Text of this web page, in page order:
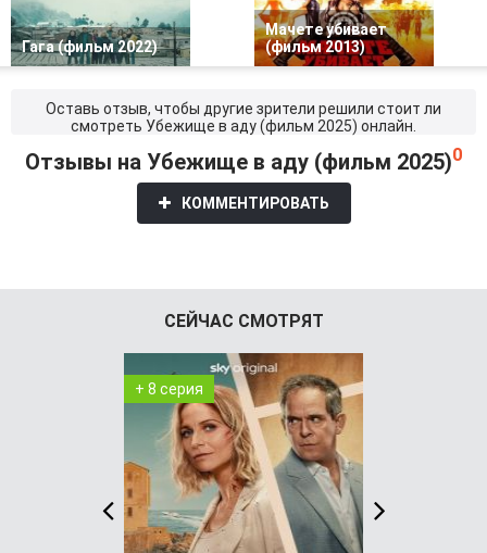
Гага (фильм 2022)
Мачете убивает
(фильм 2013)
Оставь отзыв, чтобы другие зрители решили стоит ли
смотреть Убежище в аду (фильм 2025) онлайн.
Отзывы на Убежище в аду (фильм 2025)0
КОММЕНТИРОВАТЬ
СЕЙЧАС СМОТРЯТ
+ 8 серия